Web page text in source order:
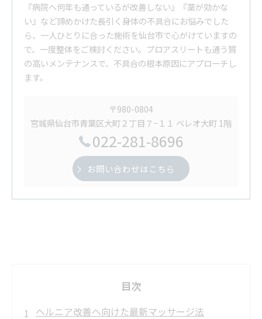
『病院へ何年も通っているが改善しない』『薬が効かな
い』など諦めかけた長引く身体の不具合にお悩みでした
ら、一人ひとりに合った施術を仙台市で心がけていますの
で、一度整体をご検討ください。プロアスリートも通う質
の高いメンテナンスで、不具合の根本原因にアプローチし
ます。
〒980-0804
宮城県仙台市青葉区大町２丁目７−１１ ベレオ大町 1階
022-281-8696
お問い合わせはこちら
目次
ヘルニア改善へ向けた最新マッサージ法